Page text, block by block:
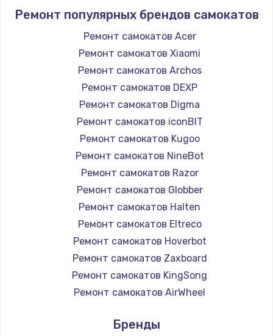
Ремонт популярных брендов самокатов
Ремонт самокатов Acer
Ремонт самокатов Xiaomi
Ремонт самокатов Archos
Ремонт самокатов DEXP
Ремонт самокатов Digma
Ремонт самокатов iconBIT
Ремонт самокатов Kugoo
Ремонт самокатов NineBot
Ремонт самокатов Razor
Ремонт самокатов Globber
Ремонт самокатов Halten
Ремонт самокатов Eltreco
Ремонт самокатов Hoverbot
Ремонт самокатов Zaxboard
Ремонт самокатов KingSong
Ремонт самокатов AirWheel
Ремонт самокатов Hunter
Бренды